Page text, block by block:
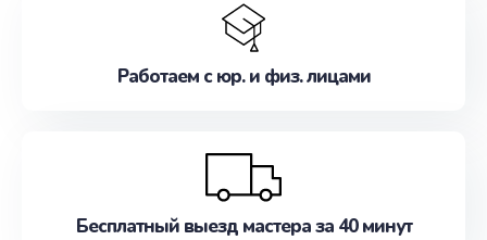
Работаем с юр. и физ. лицами
Бесплатный выезд мастера за 40 минут